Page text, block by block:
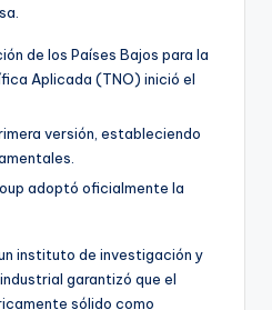
de los Países Bajos para la
Aplicada (TNO) inició el
versión, estableciendo
adoptó oficialmente la
instituto de investigación y
garantizó que el
sólido como